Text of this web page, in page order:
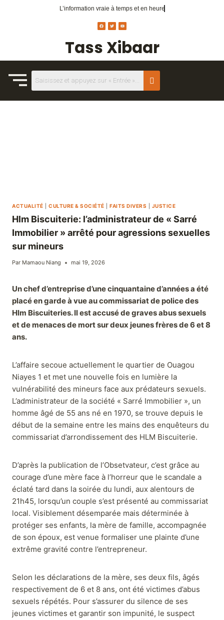
Tass Xibaar
L’information vraie à temps et en heure
ACTUALITÉ CULTURE & SOCIÉTÉ FAITS DIVERS JUSTICE
Hlm Biscuiterie: l’administrateur de « Sarré
Immobilier » arrêté pour agressions sexuelles
sur mineurs
Par Mamaou Niang mai 19, 2026
Un chef d’entreprise d’une cinquantaine d’années a été
placé en garde à vue au commissariat de police des
Hlm Biscuiteries. Il est accusé de graves abus sexuels
et de menaces de mort sur deux jeunes frères de 6 et 8
ans.
L’affaire secoue actuellement le quartier de Ouagou
Niayes 1 et met une nouvelle fois en lumière la
vulnérabilité des mineurs face aux prédateurs sexuels.
L’administrateur de la société « Sarré Immobilier », un
homme âgé de 55 ans né en 1970, se trouve depuis le
début de la semaine entre les mains des enquêteurs du
commissariat d’arrondissement des HLM Biscuiterie.
D’après la publication de l’Obsetvateur, c’est grâce au
courage d’une mère face à l’horreur que le scandale a
éclaté tard dans la soirée du lundi, aux alentours de
21h45, lorsqu’un couple s’est présenté au commissariat
local. Visiblement désemparée mais déterminée à
protéger ses enfants, la mère de famille, accompagnée
de son époux, est venue formaliser une plainte d’une
extrême gravité contre l’entrepreneur.
Selon les déclarations de la mère, ses deux fils, âgés
respectivement de 6 et 8 ans, ont été victimes d’abus
sexuels répétés. Pour s’assurer du silence de ses
jeunes victimes et garantir son impunité, le suspect